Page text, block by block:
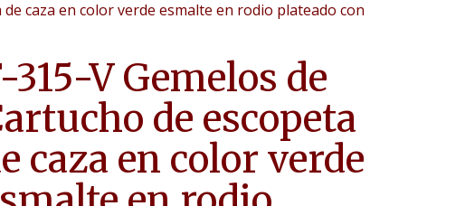
caza en color verde esmalte en rodio plateado con
315-V Gemelos de
de escopeta
caza en color verde